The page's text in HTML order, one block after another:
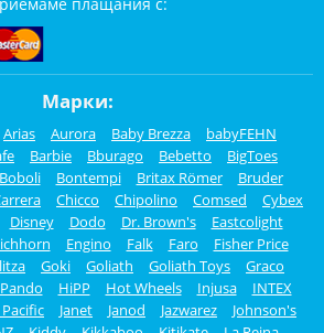
Марки:
Arias Aurora Baby Brezza
babyFEHN
Barbie Bburago Bebetto
BigToes
Boboli Bontempi Britax Römer
Bruder
Chicco Chipolino Comsed
Cybex
Disney Dodo Dr. Brown's
Eastcolight
Engino Falk Faro
Fisher Price
Goki Goliath Goliath Toys
Graco
HiPP Hot Wheels Injusa
INTEX
Pacific Janet Janod Jazwarez
Johnson's